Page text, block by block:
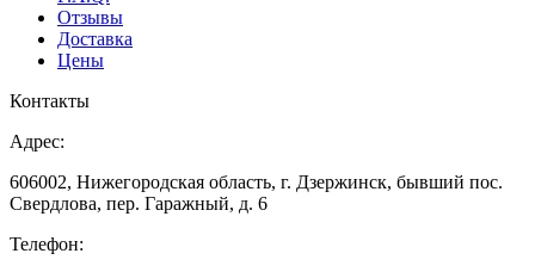
Отзывы
Доставка
Цены
Контакты
Адрес:
606002, Нижегородская область, г. Дзержинск, бывший пос.
Свердлова, пер. Гаражный, д. 6
Телефон: